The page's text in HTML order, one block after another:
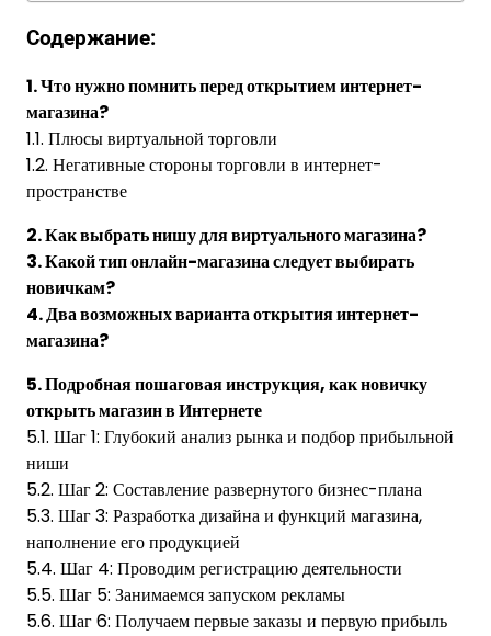
Содержание:
1. Что нужно помнить перед открытием интернет-
магазина?
1.1. Плюсы виртуальной торговли
1.2. Негативные стороны торговли в интернет-
пространстве
2. Как выбрать нишу для виртуального магазина?
3. Какой тип онлайн-магазина следует выбирать
новичкам?
4. Два возможных варианта открытия интернет-
магазина?
5. Подробная пошаговая инструкция, как новичку
открыть магазин в Интернете
5.1. Шаг 1: Глубокий анализ рынка и подбор прибыльной
ниши
5.2. Шаг 2: Составление развернутого бизнес-плана
5.3. Шаг 3: Разработка дизайна и функций магазина,
наполнение его продукцией
5.4. Шаг 4: Проводим регистрацию деятельности
5.5. Шаг 5: Занимаемся запуском рекламы
5.6. Шаг 6: Получаем первые заказы и первую прибыль